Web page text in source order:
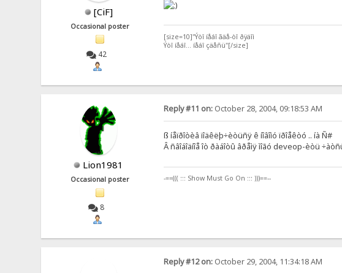
[CiF]
Occasional poster
42
[size=10]"Ýòî íåáî ãäå-òî ðÿäîì
Ýòî íåáî... íåáî çäåñü"[/size]
Lion1981
Occasional poster
8
Reply #11 on:October 28, 2004, 09:18:53 AM
ß íåïðîòèâ ïîäêëþ÷èòüñÿ ê íîâîìó ïðîåêòó .. íà Ñ#
Â ñâîáîäíîå îò ðàáîòû âðåìÿ ìîãó deveop-èòü
-==((( ::: Show Must Go On ::: )))==--
Reply #12 on:October 29, 2004, 11:34:18 AM